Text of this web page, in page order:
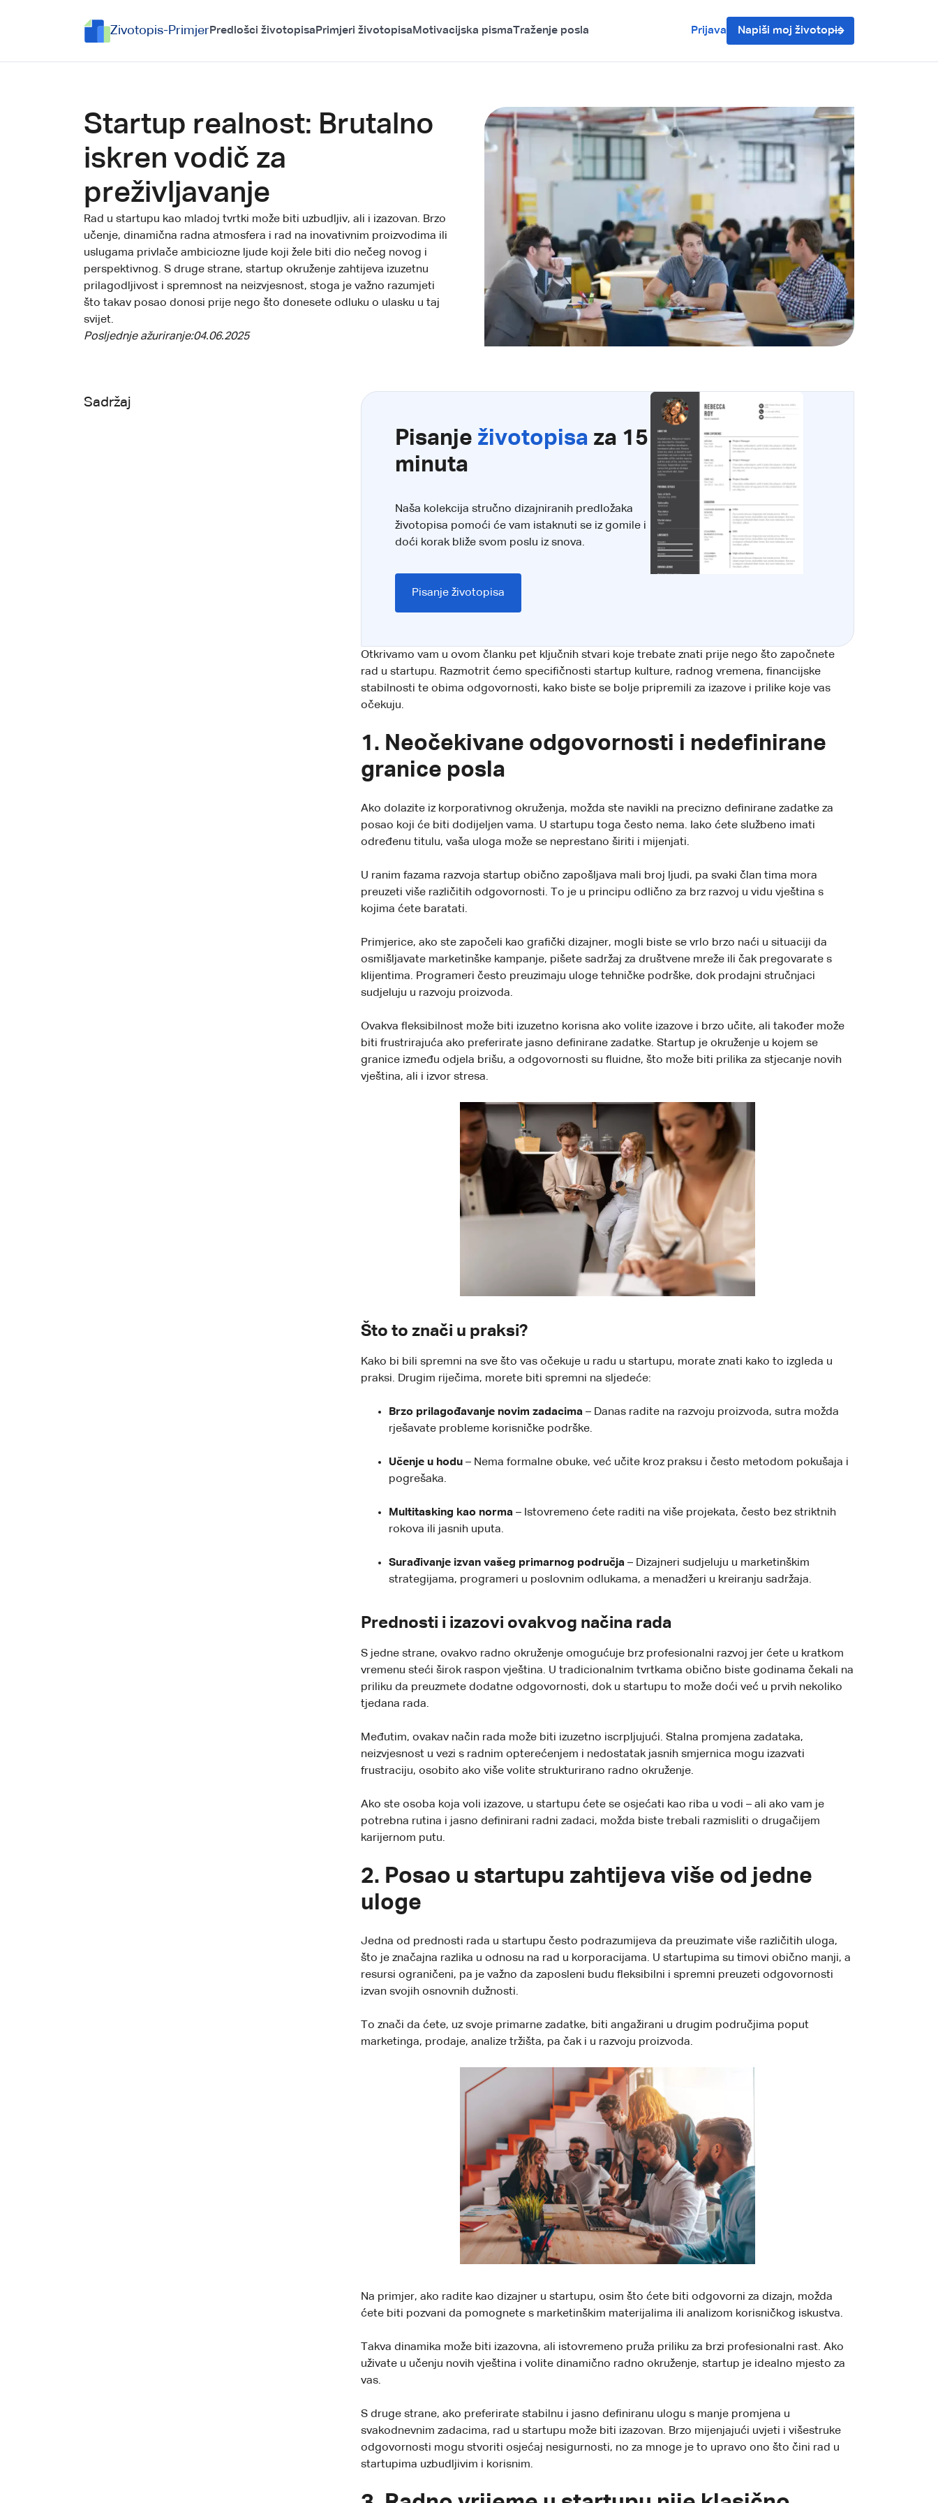
Zivotopis-PrimjerPredlošci životopisa Primjeri životopisa Motivacijska pismaTraženje posla Prijava Napiši moj životopis
Startup realnost: Brutalno
iskren vodič za
preživljavanje
Rad u startupu kao mladoj tvrtki može biti uzbudljiv, ali i izazovan. Brzo
učenje, dinamična radna atmosfera i rad na inovativnim proizvodima ili
uslugama privlače ambiciozne ljude koji žele biti dio nečeg novog i
perspektivnog. S druge strane, startup okruženje zahtijeva izuzetnu
prilagodljivost i spremnost na neizvjesnost, stoga je važno razumjeti
što takav posao donosi prije nego što donesete odluku o ulasku u taj
svijet.
Posljednje ažuriranje:04.06.2025
Sadržaj
Pisanje životopisa za 15
minuta
Naša kolekcija stručno dizajniranih predložaka
životopisa pomoći će vam istaknuti se iz gomile i
doći korak bliže svom poslu iz snova.
Pisanje životopisa
Otkrivamo vam u ovom članku pet ključnih stvari koje trebate znati prije nego što započnete
rad u startupu. Razmotrit ćemo specifičnosti startup kulture, radnog vremena, financijske
stabilnosti te obima odgovornosti, kako biste se bolje pripremili za izazove i prilike koje vas
očekuju.
1. Neočekivane odgovornosti i nedefinirane
granice posla
Ako dolazite iz korporativnog okruženja, možda ste navikli na precizno definirane zadatke za
posao koji će biti dodijeljen vama. U startupu toga često nema. Iako ćete službeno imati
određenu titulu, vaša uloga može se neprestano širiti i mijenjati.
U ranim fazama razvoja startup obično zapošljava mali broj ljudi, pa svaki član tima mora
preuzeti više različitih odgovornosti. To je u principu odlično za brz razvoj u vidu vještina s
kojima ćete baratati.
Primjerice, ako ste započeli kao grafički dizajner, mogli biste se vrlo brzo naći u situaciji da
osmišljavate marketinške kampanje, pišete sadržaj za društvene mreže ili čak pregovarate s
klijentima. Programeri često preuzimaju uloge tehničke podrške, dok prodajni stručnjaci
sudjeluju u razvoju proizvoda.
Ovakva fleksibilnost može biti izuzetno korisna ako volite izazove i brzo učite, ali također može
biti frustrirajuća ako preferirate jasno definirane zadatke. Startup je okruženje u kojem se
granice između odjela brišu, a odgovornosti su fluidne, što može biti prilika za stjecanje novih
vještina, ali i izvor stresa.
Što to znači u praksi?
Kako bi bili spremni na sve što vas očekuje u radu u startupu, morate znati kako to izgleda u
praksi. Drugim riječima, morete biti spremni na sljedeće:
Brzo prilagođavanje novim zadacima – Danas radite na razvoju proizvoda, sutra možda
rješavate probleme korisničke podrške.
Učenje u hodu – Nema formalne obuke, već učite kroz praksu i često metodom pokušaja i
pogrešaka.
Multitasking kao norma – Istovremeno ćete raditi na više projekata, često bez striktnih
rokova ili jasnih uputa.
Surađivanje izvan vašeg primarnog područja – Dizajneri sudjeluju u marketinškim
strategijama, programeri u poslovnim odlukama, a menadžeri u kreiranju sadržaja.
Prednosti i izazovi ovakvog načina rada
S jedne strane, ovakvo radno okruženje omogućuje brz profesionalni razvoj jer ćete u kratkom
vremenu steći širok raspon vještina. U tradicionalnim tvrtkama obično biste godinama čekali na
priliku da preuzmete dodatne odgovornosti, dok u startupu to može doći već u prvih nekoliko
tjedana rada.
Međutim, ovakav način rada može biti izuzetno iscrpljujući. Stalna promjena zadataka,
neizvjesnost u vezi s radnim opterećenjem i nedostatak jasnih smjernica mogu izazvati
frustraciju, osobito ako više volite strukturirano radno okruženje.
Ako ste osoba koja voli izazove, u startupu ćete se osjećati kao riba u vodi – ali ako vam je
potrebna rutina i jasno definirani radni zadaci, možda biste trebali razmisliti o drugačijem
karijernom putu.
2. Posao u startupu zahtijeva više od jedne
uloge
Jedna od prednosti rada u startupu često podrazumijeva da preuzimate više različitih uloga,
što je značajna razlika u odnosu na rad u korporacijama. U startupima su timovi obično manji, a
resursi ograničeni, pa je važno da zaposleni budu fleksibilni i spremni preuzeti odgovornosti
izvan svojih osnovnih dužnosti.
To znači da ćete, uz svoje primarne zadatke, biti angažirani u drugim područjima poput
marketinga, prodaje, analize tržišta, pa čak i u razvoju proizvoda.
Na primjer, ako radite kao dizajner u startupu, osim što ćete biti odgovorni za dizajn, možda
ćete biti pozvani da pomognete s marketinškim materijalima ili analizom korisničkog iskustva.
Takva dinamika može biti izazovna, ali istovremeno pruža priliku za brzi profesionalni rast. Ako
uživate u učenju novihvještina i volite dinamično radno okruženje, startup je idealno mjesto za
vas.
S druge strane, ako preferirate stabilnu i jasno definiranu ulogu s manje promjena u
svakodnevnim zadacima, rad u startupu može biti izazovan. Brzo mijenjajući uvjeti i višestruke
odgovornosti mogu stvoriti osjećaj nesigurnosti, no za mnoge je to upravo ono što čini rad u
startupima uzbudljivim i korisnim.